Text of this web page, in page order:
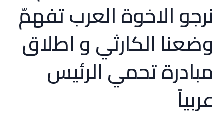
نرجو الاخوة العرب تفهمّ
وضعنا الكارثي و اطلاق
مبادرة تحمي الرئيس
عربياً